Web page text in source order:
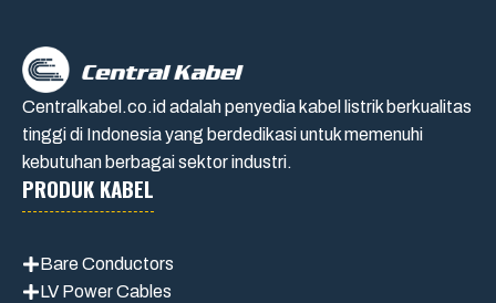
Centralkabel.co.id adalah penyedia kabel listrik berkualitas
tinggi di Indonesia yang berdedikasi untuk memenuhi
kebutuhan berbagai sektor industri.
PRODUK KABEL
Bare Conductors
LV Power Cables